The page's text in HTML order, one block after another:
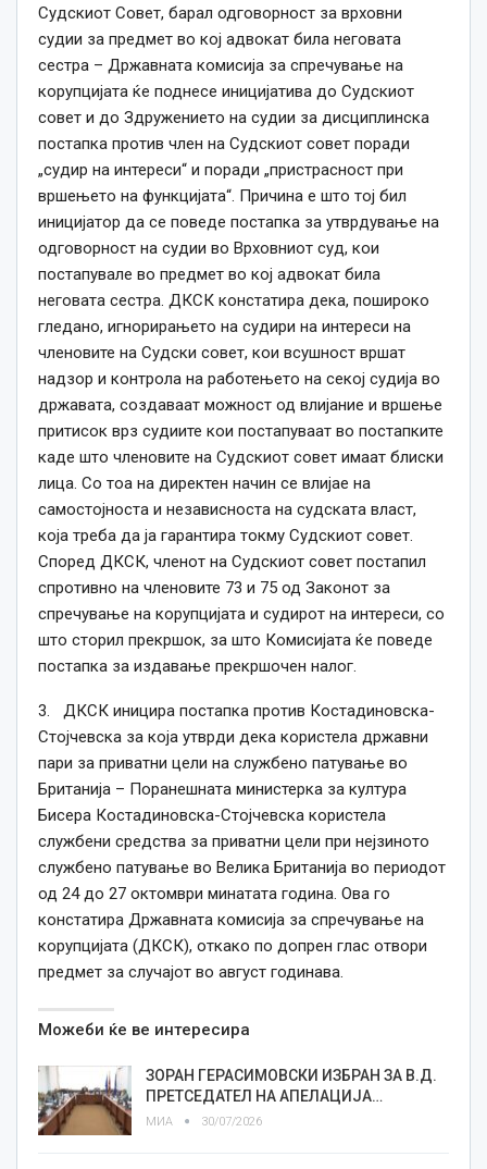
Судскиот Совет, барал одговорност за врховни
судии за предмет во кој адвокат била неговата
сестра – Државната комисија за спречување на
корупцијата ќе поднесе иницијатива до Судскиот
совет и до Здружението на судии за дисциплинска
постапка против член на Судскиот совет поради
„судир на интереси“ и поради „пристрасност при
вршењето на функцијата“. Причина е што тој бил
иницијатор да се поведе постапка за утврдување на
одговорност на судии во Врховниот суд, кои
постапувале во предмет во кој адвокат била
неговата сестра. ДКСК констатира дека, пошироко
гледано, игнорирањето на судири на интереси на
членовите на Судски совет, кои всушност вршат
надзор и контрола на работењето на секој судија во
државата, создаваат можност од влијание и вршење
притисок врз судиите кои постапуваат во постапките
каде што членовите на Судскиот совет имаат блиски
лица. Со тоа на директен начин се влијае на
самостојноста и независноста на судската власт,
која треба да ја гарантира токму Судскиот совет.
Според ДКСК, членот на Судскиот совет постапил
спротивно на членовите 73 и 75 од Законот за
спречување на корупцијата и судирот на интереси, со
што сторил прекршок, за што Комисијата ќе поведе
постапка за издавање прекршочен налог.
3. ДКСК иницира постапка против Костадиновска-
Стојчевска за која утврди дека користела државни
пари за приватни цели на службено патување во
Британија – Поранешната министерка за култура
Бисера Костадиновска-Стојчевска користела
службени средства за приватни цели при нејзиното
службено патување во Велика Британија во периодот
од 24 до 27 октомври минатата година. Ова го
констатира Државната комисија за спречување на
корупцијата (ДКСК), откако по допрен глас отвори
предмет за случајот во август годинава.
Можеби ќе ве интересира
ЗОРАН ГЕРАСИМОВСКИ ИЗБРАН ЗА В.Д.
ПРЕТСЕДАТЕЛ НА АПЕЛАЦИЈА…
МИА 30/07/2026